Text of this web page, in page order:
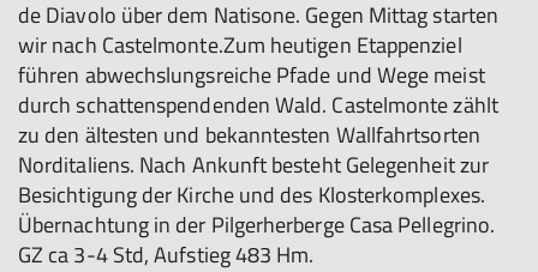
de Diavolo über dem Natisone. Gegen Mittag starten
wir nach Castelmonte.Zum heutigen Etappenziel
führen abwechslungsreiche Pfade und Wege meist
durch schattenspendenden Wald. Castelmonte zählt
zu den ältesten und bekanntesten Wallfahrtsorten
Norditaliens. Nach Ankunft besteht Gelegenheit zur
Besichtigung der Kirche und des Klosterkomplexes.
Übernachtung in der Pilgerherberge Casa Pellegrino.
GZ ca 3-4 Std, Aufstieg 483 Hm.